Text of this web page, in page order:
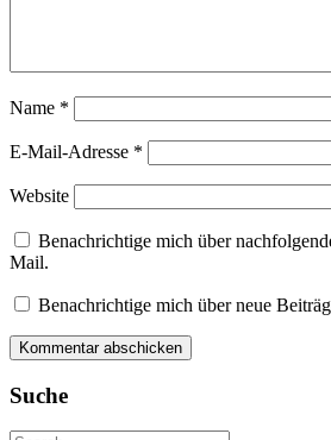
Name *
E-Mail-Adresse *
Website
Benachrichtige mich über
Mail.
Benachrichtige mich über neue
Suche